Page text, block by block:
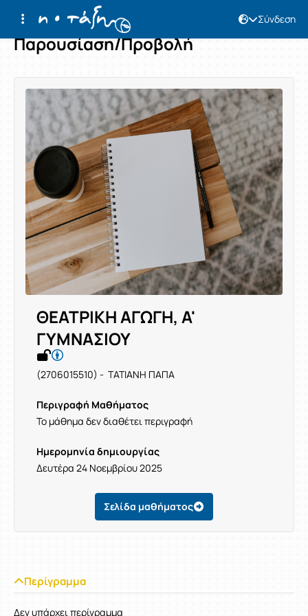
Σύνδεση
Παρουσίαση/Προβολή
ΘΕΑΤΡΙΚΗ ΑΓΩΓΗ, Α'
ΓΥΜΝΑΣΙΟΥ
(2706015510) - ΤΑΤΙΑΝΗ ΠΑΠΑ
Περιγραφή Μαθήματος
Το μάθημα δεν διαθέτει περιγραφή
Ημερομηνία δημιουργίας
Δευτέρα 24 Νοεμβρίου 2025
Σελίδα μαθήματος
Περίγραμμα
Δεν υπάρχει περίγραμμα